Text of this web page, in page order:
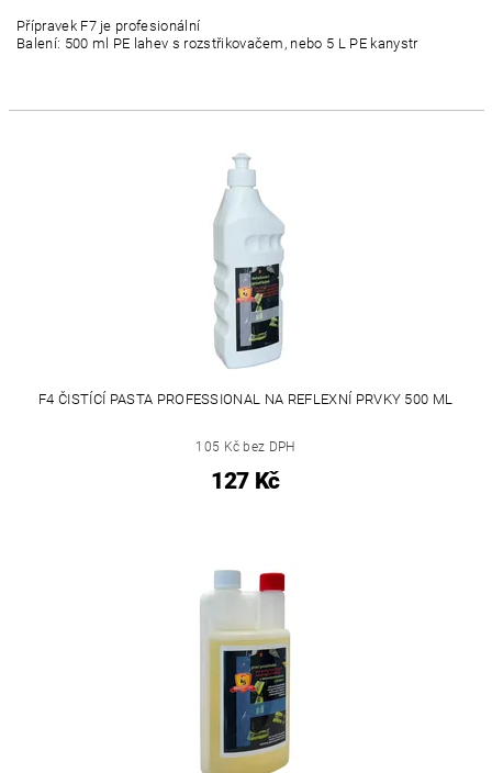
Přípravek F7 je profesionální
Balení: 500 ml PE lahev s rozstřikovačem, nebo 5 L PE kanystr
F4 ČISTÍCÍ PASTA PROFESSIONAL NA REFLEXNÍ PRVKY 500 ML
105 Kč bez DPH
127 Kč